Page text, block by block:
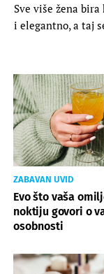
Sve više žena
i elegantno, a taj
ZABAVAN UVID
Evo što vaša
noktiju govori o
osobnosti